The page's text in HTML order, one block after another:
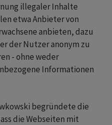
illegaler Inhalte
etwa Anbieter von
anbieten, dazu
der Nutzer anonym zu
- ohne weder
Informationen
begründete die
die Webseiten mit